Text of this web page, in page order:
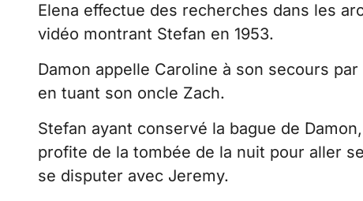
Elena effectue des recherches dans les
vidéo montrant Stefan en 1953.
Damon appelle Caroline à son secours
en tuant son oncle Zach.
Stefan ayant conservé la bague de
profite de la tombée de la nuit pour aller
se disputer avec Jeremy.